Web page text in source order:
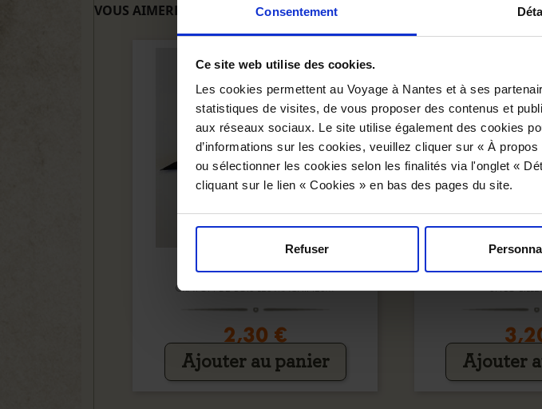
Consentement
Ce site web utilise des cookies.
Les cookies permettent au Voyage à Nantes et à ses
statistiques de visites, de vous proposer des contenus et
aux réseaux sociaux. Le site utilise également des cookies
d’informations sur les cookies, veuillez cliquer sur « À
ou sélectionner les cookies selon les finalités via l'onglet «
cliquant sur le lien « Cookies » en bas des pages du site.
Refuser
VOUS AIMEREZ AUSSI
CRAYON DE BOIS LES MACHINES...
2,30 €
Ajouter au panier
STYLO
Ajouter